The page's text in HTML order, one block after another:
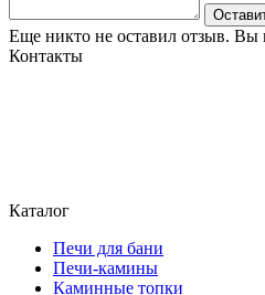
Еще никто не оставил отзыв.
Контакты
Каталог
Печи для бани
Печи-камины
Каминные топки